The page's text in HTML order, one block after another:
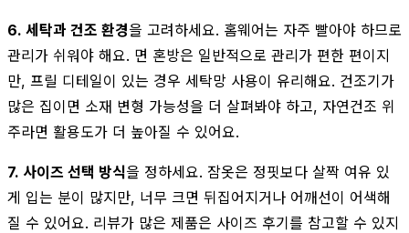
6. 세탁과 건조 환경을 고려하세요. 홈웨어는 자주 빨아야 하므로
관리가 쉬워야 해요. 면 혼방은 일반적으로 관리가 편한 편이지
만, 프릴 디테일이 있는 경우 세탁망 사용이 유리해요. 건조기가
많은 집이면 소재 변형 가능성을 더 살펴봐야 하고, 자연건조 위
주라면 활용도가 더 높아질 수 있어요.
7. 사이즈 선택 방식을 정하세요. 잠옷은 정핏보다 살짝 여유 있
게 입는 분이 많지만, 너무 크면 뒤집어지거나 어깨선이 어색해
질 수 있어요. 리뷰가 많은 제품은 사이즈 후기를 참고할 수 있지